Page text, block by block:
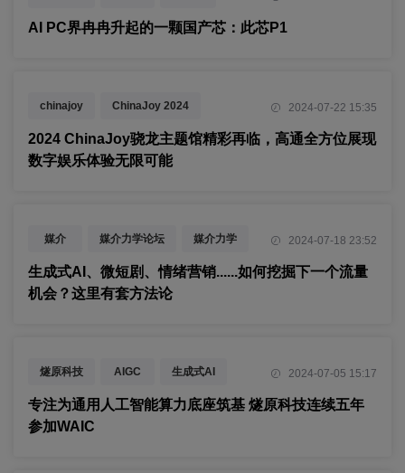
AI PC PC ARM
AI PC界冉冉升起的一颗国产芯：此芯P1
chinajoy ChinaJoy 2024
高通 生成式AI
2024-07-22 15:35
2024 ChinaJoy骁龙主题馆精彩再临，高通全方位展现
数字娱乐体验无限可能
媒介 媒介力学论坛 媒介力学
生成式AI 品牌营销 大模型
明略科技 秒针系统
2024-07-18 23:52
生成式AI、微短剧、情绪营销......如何挖掘下一个流量
机会？这里有套方法论
燧原科技 AIGC 生成式AI
WAIC 2024 2024世界人工智能大会
2024-07-05 15:17
专注为通用人工智能算力底座筑基 燧原科技连续五年
参加WAIC